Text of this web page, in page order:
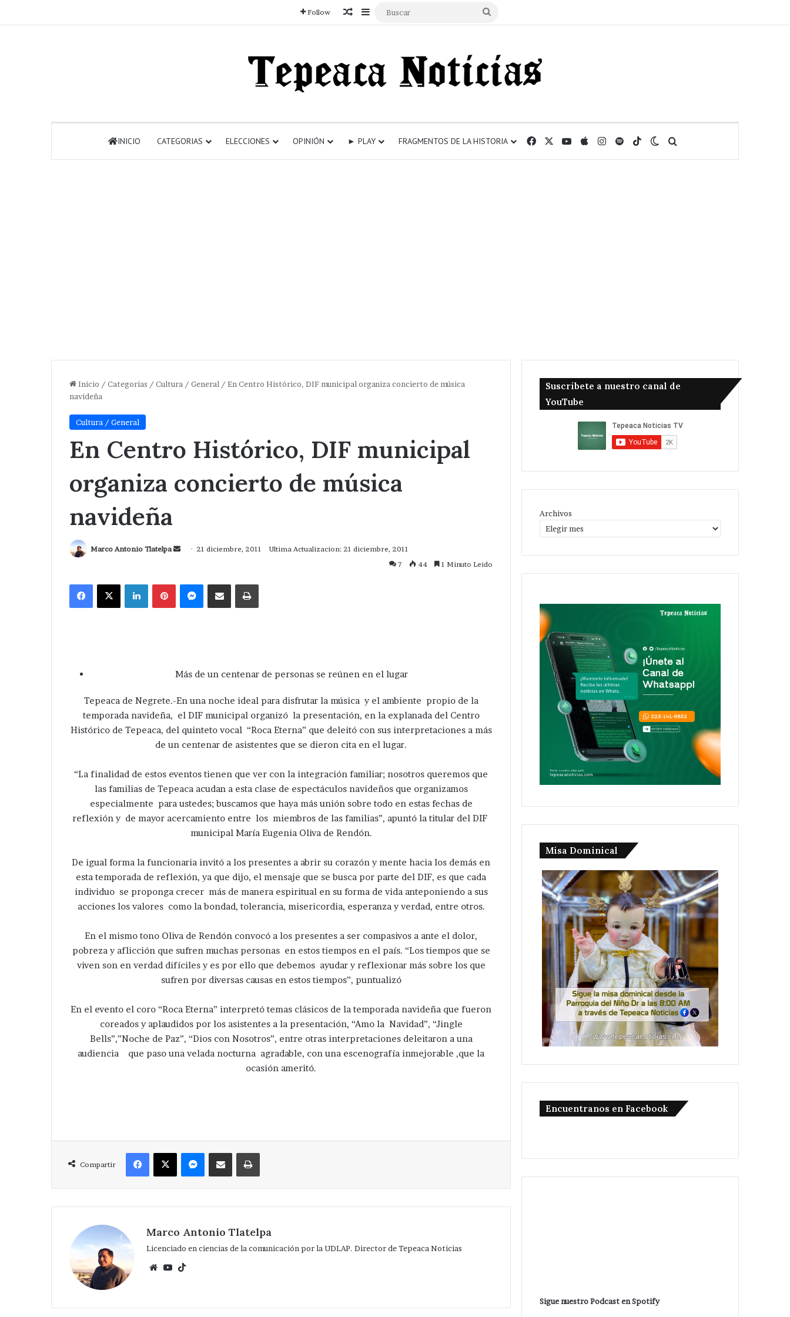
Follow Articulo aleatorio
Sidebar
INICIO CATEGORIAS ELECCIONES OPINIÓN ► PLAY FRAGMENTOS DE LA HISTORIA FacebookYouTube
AppleInstagram
SpotifyTikTokSwitch skin
Inicio / Categorias / Cultura / General / En Centro Histórico, DIF municipal organiza concierto de música
navideña
Cultura / General
En Centro Histórico, DIF municipal
organiza concierto de música
navideña
Marco Antonio Tlatelpa
Send 21 diciembre, 2011
Ultima Actualizacion: 21 diciembre, 2011
7
44 1 Minuto Leido
Facebook
X LinkedInPinterestMessengerCompartir via CorreoImprimir
Más de un centenar de personas se reúnen en el lugar
Tepeaca de Negrete.-En una noche ideal para disfrutar la música y el ambiente propio de la
temporada navideña, el DIF municipal organizó la presentación, en la explanada del Centro
Histórico de Tepeaca, del quinteto vocal “Roca Eterna” que deleitó con sus interpretaciones a más
de un centenar de asistentes que se dieron cita en el lugar.
“La finalidad de estos eventos tienen que ver con la integración familiar; nosotros queremos que
las familias de Tepeaca acudan a esta clase de espectáculos navideños que organizamos
especialmente para ustedes; buscamos que haya más unión sobre todo en estas fechas de
reflexión y de mayor acercamiento entre los miembros de las familias”, apuntó la titular del DIF
municipal María Eugenia Oliva de Rendón.
De igual forma la funcionaria invitó a los presentes a abrir su corazón y mente hacia los demás en
esta temporada de reflexión, ya que dijo, el mensaje que se busca por parte del DIF, es que cada
individuo se proponga crecer más de manera espiritual en su forma de vida anteponiendo a sus
acciones los valores como la bondad, tolerancia, misericordia, esperanza y verdad, entre otros.
En el mismo tono Oliva de Rendón convocó a los presentes a ser compasivos a ante el dolor,
pobreza y aflicción que sufren muchas personas en estos tiempos en el país. “Los tiempos que se
viven son en verdad difíciles y es por ello que debemos ayudar y reflexionar más sobre los que
sufren por diversas causas en estos tiempos”, puntualizó
En el evento el coro “Roca Eterna” interpretó temas clásicos de la temporada navideña que fueron
coreados y aplaudidos por los asistentes a la presentación, “Amo la Navidad”, “Jingle
Bells”,”Noche de Paz”, “Dios con Nosotros”, entre otras interpretaciones deleitaron a una
audiencia que paso una velada nocturna agradable, con una escenografía inmejorable ,que la
ocasión ameritó.
Compartir
Facebook
X MessengerCompartir via CorreoImprimir
Marco Antonio Tlatelpa
Licenciado en ciencias de la comunicación por la UDLAP. Director de Tepeaca Noticias
WebsiteYouTube
Suscribete a nuestro canal de
YouTube
Archivos
Misa Dominical
Encuentranos en Facebook
Sigue nuestro Podcast en Spotify